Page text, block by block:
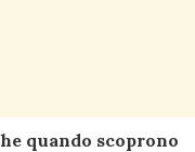
quando scoprono